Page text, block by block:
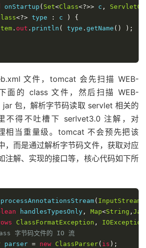
onStartup ( Set<Class<?>> c ,
<?> type : c )
{
. out . println ( type . getName ()
);
文件，tomcat 会先扫描 WEB-
面的 class 文件，然后扫描 WEB-
包，解析字节码读取 servlet 相关的
不得不吐槽下 serlvet3.0 注解，对
相当重量级。tomcat 不会预先把该
，而是通过解析字节码文件，获取对应
注解、实现的接口等，核心代码如下所
processAnnotationsStream( InputStream
handlesTypesOnly , Map<String ,
ClassFormatException ,
IOException
字节码文件的 IO 流
parser = new ClassParser( is );